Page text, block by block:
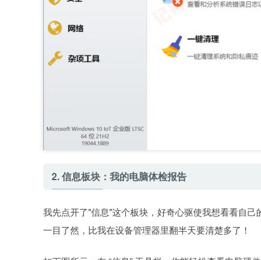
2. 信息板块：我的电脑体检报告
我先点开了"信息"这个板块，好奇心驱使我想看看自
一目了然，比我在设备管理器里翻半天要清楚多了！